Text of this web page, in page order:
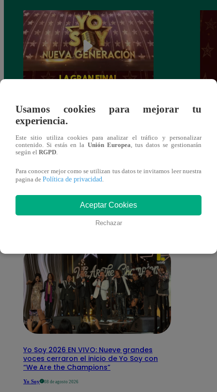
– 14 de junio del 2021 – Programa
completo
junio
También te puede
interesar
Yo Soy 2026 EN VIVO: Nueve grandes
voces cerraron el inicio de Yo Soy con
“We Are the Champions”
Yo Soy 08 de agosto 2026
Usamos cookies para mejorar tu
experiencia.
Este sitio utiliza cookies para analizar el tráfico y personalizar
contenido. Si estás en la Unión Europea , tus datos se gestionarán
según el RGPD
Para conocer mejor como se utilizan tus datos te invitamos leer nuestra
pagina de Política de privacidad
Aceptar Cookies
Rechazar